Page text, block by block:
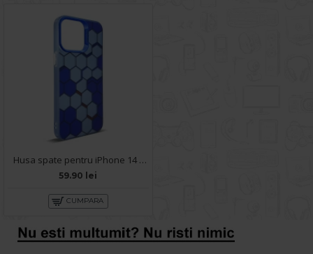
Husa spate pentru iPhone 14 Pro Max- Bozo case Albastru
59.90 lei
CUMPARA